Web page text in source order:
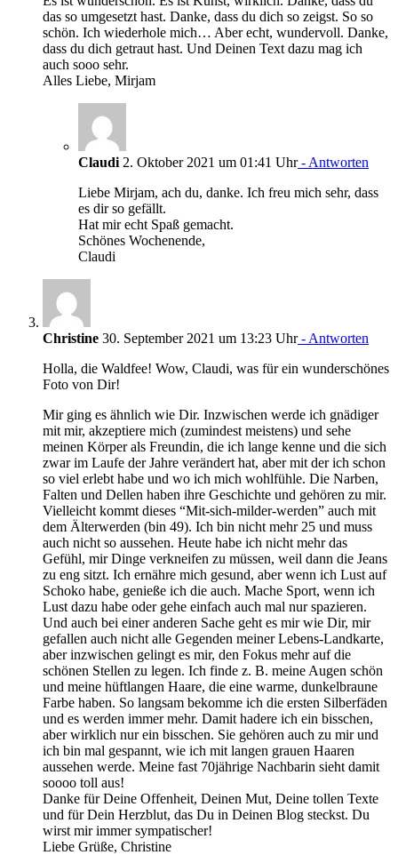
das so umgesetzt hast. Danke, dass du dich so zeigst. So so
schön. Ich wiederhole mich… Aber echt, wundervoll. Danke,
dass du dich getraut hast. Und Deinen Text dazu mag ich
auch sooo sehr.
Alles Liebe, Mirjam
Claudi 2. Oktober 2021 um 01:41 Uhr- Antworten
Liebe Mirjam, ach du, danke. Ich freu mich sehr, dass
es dir so gefällt.
Hat mir echt Spaß gemacht.
Schönes Wochenende,
Claudi
Christine 30. September 2021 um 13:23 Uhr- Antworten
Holla, die Waldfee! Wow, Claudi, was für ein wunderschönes
Foto von Dir!
Mir ging es ähnlich wie Dir. Inzwischen werde ich gnädiger
mit mir, akzeptiere mich (zumindest meistens) und sehe
meinen Körper als Freundin, die ich lange kenne und die sich
zwar im Laufe der Jahre verändert hat, aber mit der ich schon
so viel erlebt habe und wo ich mich wohlfühle. Die Narben,
Falten und Dellen haben ihre Geschichte und gehören zu mir.
Vielleicht kommt dieses “Mit-sich-milder-werden” auch mit
dem Älterwerden (bin 49). Ich bin nicht mehr 25 und muss
auch nicht so aussehen. Heute habe ich nicht mehr das
Gefühl, mir Dinge verkneifen zu müssen, weil dann die Jeans
zu eng sitzt. Ich ernähre mich gesund, aber wenn ich Lust auf
Schoko habe, genieße ich die auch. Mache Sport, wenn ich
Lust dazu habe oder gehe einfach auch mal nur spazieren.
Und auch bei einer anderen Sache geht es mir wie Dir, mir
gefallen auch nicht alle Gegenden meiner Lebens-Landkarte,
aber inzwischen gelingt es mir, den Fokus mehr auf die
schönen Stellen zu legen. Ich finde z. B. meine Augen schön
und meine hüftlangen Haare, die eine warme, dunkelbraune
Farbe haben. So langsam bekomme ich die ersten Silberfäden
und es werden immer mehr. Damit hadere ich ein bisschen,
aber wirklich nur ein bisschen. Sie gehören auch zu mir und
ich bin mal gespannt, wie ich mit langen grauen Haaren
aussehen werde. Meine fast 70jährige Nachbarin sieht damit
soooo toll aus!
Danke für Deine Offenheit, Deinen Mut, Deine tollen Texte
und für Dein Herzblut, das Du in Deinen Blog steckst. Du
wirst mir immer sympatischer!
Liebe Grüße, Christine